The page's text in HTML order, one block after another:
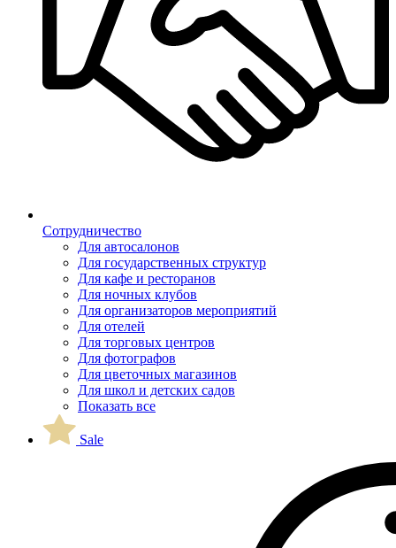
Сотрудничество
Для автосалонов
Для государственных структур
Для кафе и ресторанов
Для ночных клубов
Для организаторов мероприятий
Для отелей
Для торговых центров
Для фотографов
Для цветочных магазинов
Для школ и детских садов
Показать все
Sale